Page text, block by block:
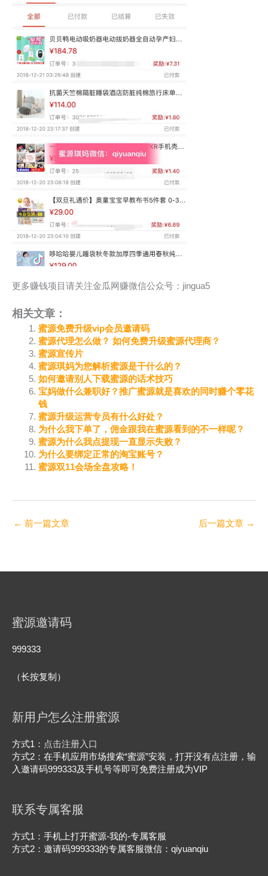
更多赚钱项目请关注金瓜网赚微信公众号：jingua5
相关文章：
蜜源免费升级vip会员邀请码
蜜源代理怎么做？ 如何免费升级蜜源代理商？
蜜源宣传片
蜜源琪妈为您解析蜜源是干什么的？
如何邀请别人下载蜜源的话术技巧
宝妈做什么兼职好？推广蜜源就是喜欢的同时赚个零花
钱
蜜源升级运营专员有什么好处？
为什么我下单了，佣金跟我在蜜源看到的不一样呢？
蜜源为什么我点提现一直显示失败？
为什么要绑定正常的淘宝账号？
蜜源双11会场全盘攻略！
← 前一篇文章 后一篇文章 →
蜜源邀请码
999333
（长按复制）
新用户怎么注册蜜源
方式1： 点击注册入口
方式2：在手机应用市场搜索“蜜源”安装，打开没有点注册，输
入邀请码999333及手机号等即可免费注册成为VIP
联系专属客服
方式1：手机上打开蜜源-我的-专属客服
方式2：邀请码999333的专属客服微信：qiyuanqiu